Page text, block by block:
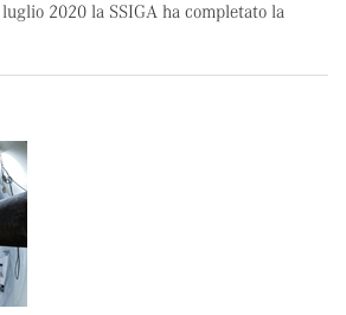
2020 la SSIGA ha completato la